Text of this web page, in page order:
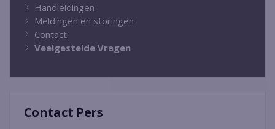
Contact Pers
Handleidingen
Meldingen en storingen
Contact
Veelgestelde Vragen